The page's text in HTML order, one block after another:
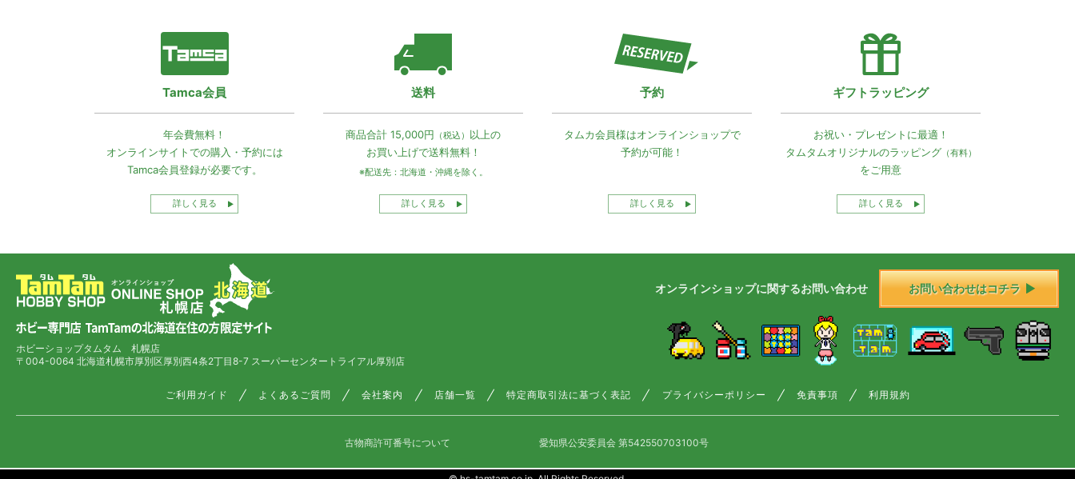
Tamca会員
年会費無料！
オンラインサイトでの購入・予約には
Tamca会員登録が必要です。
詳しく見る
送料
商品合計 15,000円 （税込） 以上の
お買い上げで送料無料！
※配送先：北海道・沖縄を除く。
詳しく見る
予約
タムカ会員様はオンラインショップで
予約が可能！
詳しく見る
ギフトラッピング
お祝い・プレゼントに最適！
タムタムオリジナルのラッピング（有料）
をご用意
詳しく見る
ホビーショップタムタム 札幌店
〒004-0064 北海道札幌市厚別区厚別西4条2丁目8-7 スーパーセンタートライアル厚別店
オンラインショップに関するお問い合わせ お問い合わせはコチラ
ご利用ガイド よくあるご質問 会社案内 店舗一覧 特定商取引法に基づく表記 プライバシーポリシー 免責事項 利用規約
古物商許可番号について 愛知県公安委員会 第542550703100号